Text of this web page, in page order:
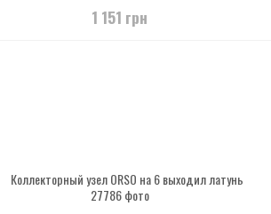
1 151 грн